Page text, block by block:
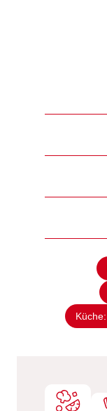
Küche: